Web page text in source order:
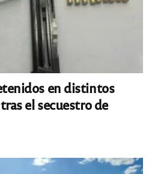
en distintos
el secuestro de